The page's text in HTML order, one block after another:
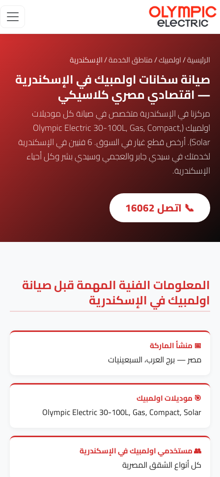
الرئيسية/اولمبيك/مناطق الخدمة/ الإسكندرية
صيانة سخانات اولمبيك في الإسكندرية
— اقتصادي مصري كلاسيكي
مركزنا في الإسكندرية متخصص في صيانة كل موديلات
اولمبيك (Olympic Electric 30-100L, Gas, Compact,
Solar). أرخص قطع غيار في السوق. 6 فنيين في الإسكندرية
لخدمتك في سيدي جابر والعجمي وسيدي بشر وكل أحياء
الإسكندرية.
📞 اتصل 16062
المعلومات الفنية المهمة قبل صيانة
اولمبيك في الإسكندرية
📅 منشأ الماركة
مصر — برج العرب، السبعينيات
🎯 موديلات اولمبيك
Olympic Electric 30-100L, Gas, Compact, Solar
👥 مستخدمي اولمبيك في الإسكندرية
كل أنواع الشقق المصرية